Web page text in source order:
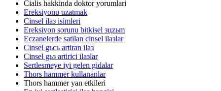
Cialis hakkinda doktor yorumlari
Ereksiyonu uzatmak
Cinsel ilaз isimleri
Ereksiyon sorunu bitkisel зцzьm
Eczanelerde satilan cinsel ilaзlar
Cinsel gьcь artiran ilaз
Cinsel gьз artirici ilaзlar
Sertlesmeye iyi gelen gidalar
Thors hammer kullananlar
Thors hammer yan etkileri